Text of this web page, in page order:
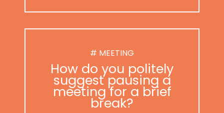
# MEETING
How do you politely
suggest pausing a
meeting for a brief
break?